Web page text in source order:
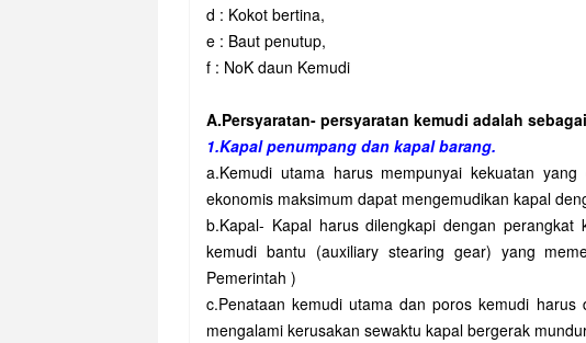
d : Kokot bertina,
e : Baut penutup,
f : NoK daun Kemudi
A.Persyaratan- persyaratan kemudi adalah
1.Kapal penumpang dan kapal barang.
a.Kemudi utama harus mempunyai kekuatan
ekonomis maksimum dapat mengemudikan kapal
b.Kapal- Kapal harus dilengkapi dengan
kemudi bantu (auxiliary stearing gear) yang
Pemerintah )
c.Penataan kemudi utama dan poros kemudi
mengalami kerusakan sewaktu kapal bergerak